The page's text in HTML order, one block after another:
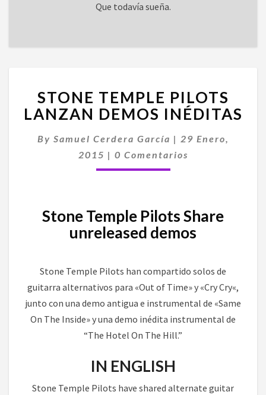
Que todavía sueña.
TEMPLE
PILOTS
LANZAN
DEMOS
STONE TEMPLE PILOTS
LANZAN DEMOS INÉDITAS
By Samuel Cerdera García | 29 Enero,
2015 | Comentarios
0 Comentarios
Stone Temple Pilots Share
unreleased demos
Stone Temple Pilots han compartido solos de
guitarra alternativos para «Out of Time»y «CryCry«,
junto con una demo antigua e instrumental de «Same
On The Inside» y una demo inédita instrumental de
“The Hotel On The Hill.”
IN ENGLISH
Stone Temple Pilots have shared alternate guitar